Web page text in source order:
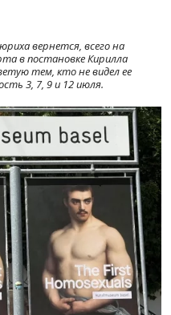
вернется, всего на
в постановке Кирилла
тем, кто не видел ее
3, 7, 9 и 12 июля.